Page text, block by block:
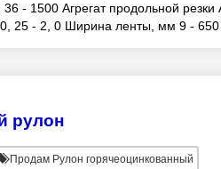
- 1500 Агрегат продольной резки
25 - 2, 0 Ширина ленты, мм 9 - 650
рулон
Продам Рулон горячеоцинкованный